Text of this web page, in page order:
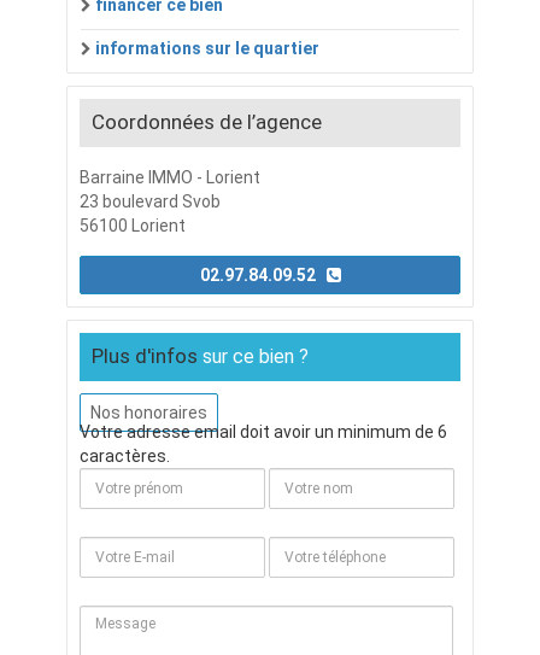
financer ce bien
informations sur le quartier
Coordonnées de l’agence
Barraine IMMO - Lorient
23 boulevard Svob
56100 Lorient
Plus d'infos sur ce bien ?
Nos honoraires
Votre adresse email doit avoir un minimum de 6
caractères.